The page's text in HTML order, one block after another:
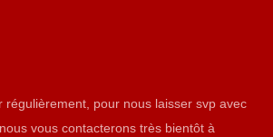
régulièrement, pour nous laisser svp avec
vous contacterons très bientôt à